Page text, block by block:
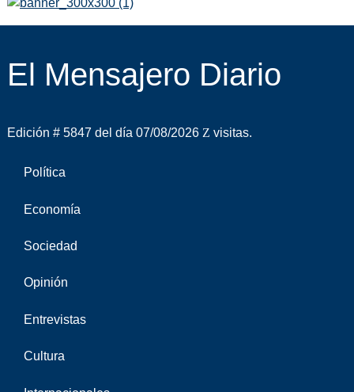
El Mensajero Diario
Edición # 5847 del día 07/08/2026 visitas.
Política
Economía
Sociedad
Opinión
Entrevistas
Cultura